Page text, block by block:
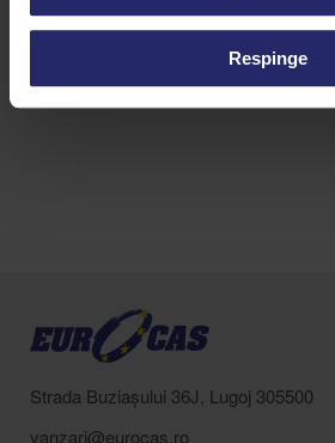
Respinge
Citește mai mult
Strada Buziașului 36J, Lugoj 305500
vanzari@eurocas.ro